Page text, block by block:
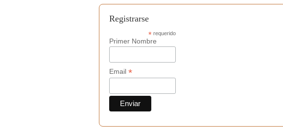
Registrarse
*requerido
Primer Nombre
Email *